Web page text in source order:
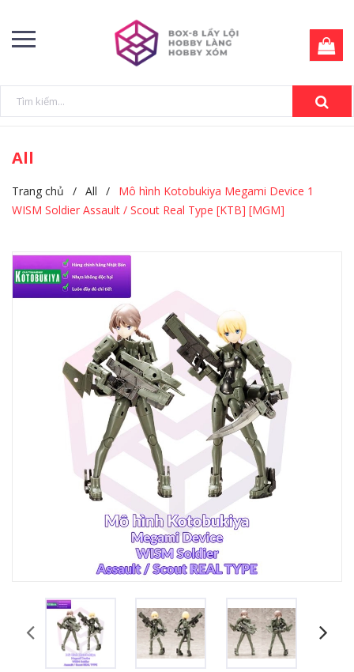
All
Trang chủ / All /
Mô hình Kotobukiya Megami Device 1
WISM Soldier Assault / Scout Real Type [KTB] [MGM]